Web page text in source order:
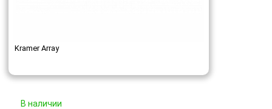
Kramer Array
В наличии